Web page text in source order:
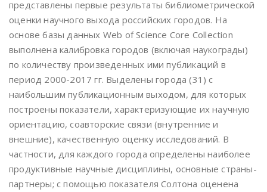
представлены первые результаты библиометрической
оценки научного выхода российских городов. На
основе базы данных Web of Science Core Collection
выполнена калибровка городов (включая наукограды)
по количеству произведенных ими публикаций в
период 2000-2017 гг. Выделены города (31) с
наибольшим публикационным выходом, для которых
построены показатели, характеризующие их научную
ориентацию, соавторские связи (внутренние и
внешние), качественную оценку исследований. В
частности, для каждого города определены наиболее
продуктивные научные дисциплины, основные страны-
партнеры; с помощью показателя Солтона оценена